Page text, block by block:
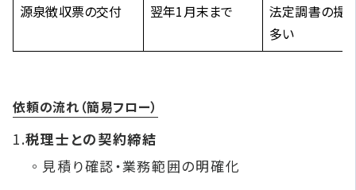
源泉徴収票の交付
翌年1月末まで
法定調書の提
多い
依頼の流れ（簡易フロー）
1.税理士との契約締結
◦見積り確認・業務範囲の明確化